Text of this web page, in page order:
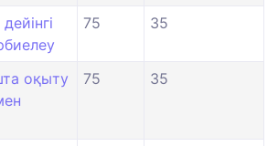
75 35
оқыту
75 35